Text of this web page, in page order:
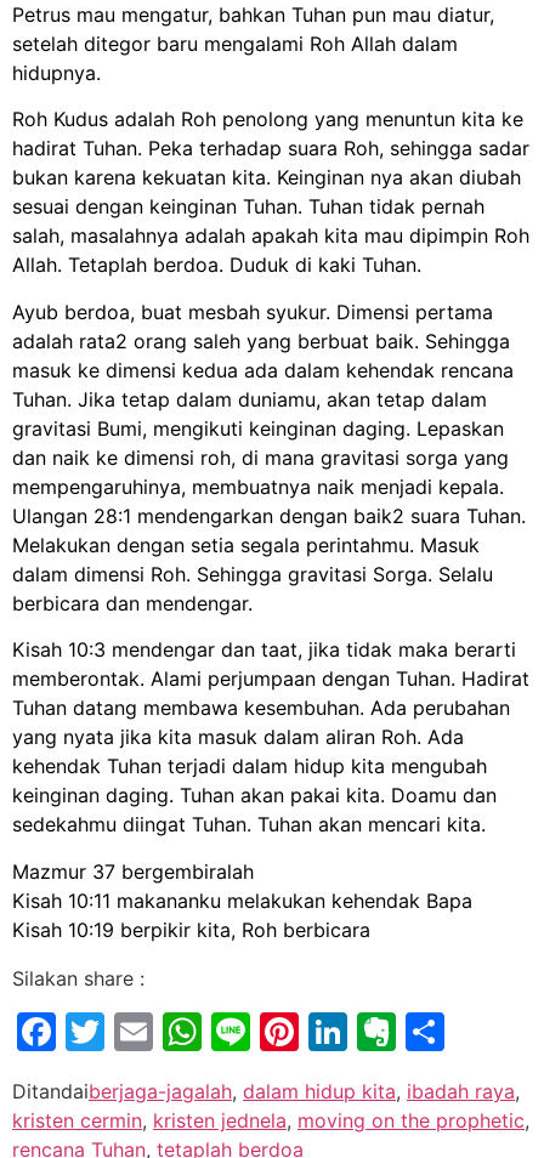
Petrus mau mengatur, bahkan Tuhan pun mau diatur,
setelah ditegor baru mengalami Roh Allah dalam
hidupnya.
Roh Kudus adalah Roh penolong yang menuntun kita ke
hadirat Tuhan. Peka terhadap suara Roh, sehingga sadar
bukan karena kekuatan kita. Keinginan nya akan diubah
sesuai dengan keinginan Tuhan. Tuhan tidak pernah
salah, masalahnya adalah apakah kita mau dipimpin Roh
Allah. Tetaplah berdoa. Duduk di kaki Tuhan.
Ayub berdoa, buat mesbah syukur. Dimensi pertama
adalah rata2 orang saleh yang berbuat baik. Sehingga
masuk ke dimensi kedua ada dalam kehendak rencana
Tuhan. Jika tetap dalam duniamu, akan tetap dalam
gravitasi Bumi, mengikuti keinginan daging. Lepaskan
dan naik ke dimensi roh, di mana gravitasi sorga yang
mempengaruhinya, membuatnya naik menjadi kepala.
Ulangan 28:1 mendengarkan dengan baik2 suara Tuhan.
Melakukan dengan setia segala perintahmu. Masuk
dalam dimensi Roh. Sehingga gravitasi Sorga. Selalu
berbicara dan mendengar.
Kisah 10:3 mendengar dan taat, jika tidak maka berarti
memberontak. Alami perjumpaan dengan Tuhan. Hadirat
Tuhan datang membawa kesembuhan. Ada perubahan
yang nyata jika kita masuk dalam aliran Roh. Ada
kehendak Tuhan terjadi dalam hidup kita mengubah
keinginan daging. Tuhan akan pakai kita. Doamu dan
sedekahmu diingat Tuhan. Tuhan akan mencari kita.
Mazmur 37 bergembiralah
Kisah 10:11 makananku melakukan kehendak Bapa
Kisah 10:19 berpikir kita, Roh berbicara
Silakan share :
Facebook
Twitter
EmailWhatsApp
LinePinterest
LinkedIn
Ditandaiberjaga-jagalah, dalam hidup kita, ibadah raya,
kristen cermin, kristen jednela, moving on the prophetic,
rencana Tuhan, tetaplah berdoa